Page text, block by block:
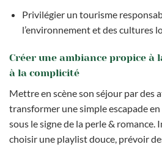
Privilégier un tourisme
l’environnement et des cultures
Créer une ambiance propice à
à la complicité
Mettre en scène son séjour par des
transformer une simple escapade
sous le signe de la perle & romance.
choisir une playlist douce, prévoir